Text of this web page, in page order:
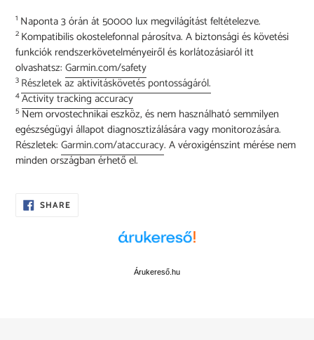
1 Naponta 3 órán át 50000 lux megvilágítást feltételezve.
2 Kompatibilis okostelefonnal párosítva. A biztonsági és követési
funkciók rendszerkövetelményeiről és korlátozásiaról itt
olvashatsz: Garmin.com/safety
3 Részletek az aktivitáskövetés pontosságáról.
4Activity tracking accuracy
5Nem orvostechnikai eszköz, és nem használható semmilyen
egészségügyi állapot diagnosztizálására vagy monitorozására.
Részletek: Garmin.com/ataccuracy. A véroxigénszint mérése nem
minden országban érhető el.
SHARESHARE
ON
Árukereső.hu